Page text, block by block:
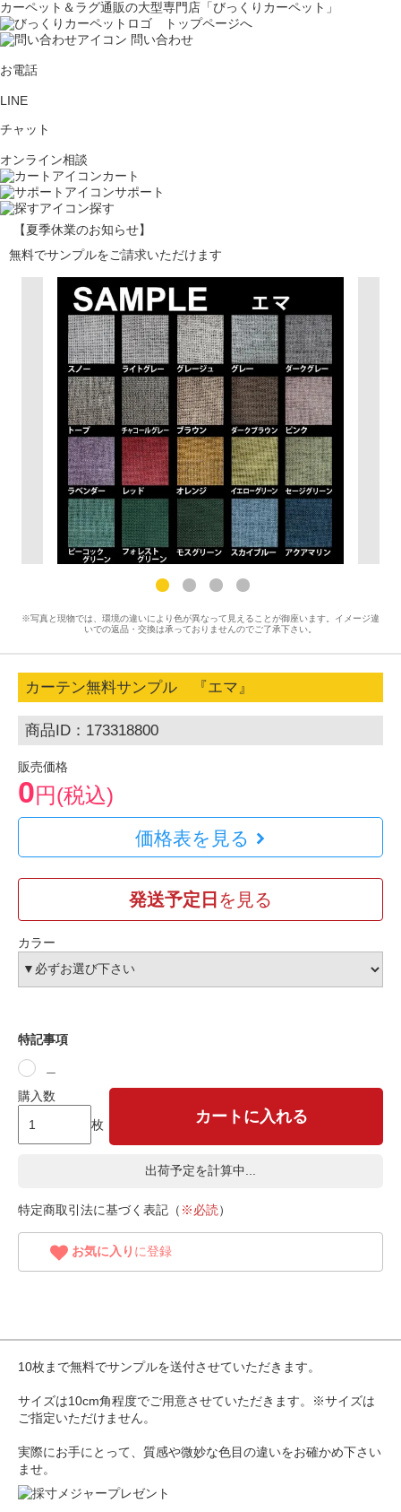
カーペット＆ラグ通販の大型専門店「びっくりカーペット」
問い合わせ
お電話
LINE
チャット
オンライン相談
カート
サポート
探す
【夏季休業のお知らせ】
無料でサンプルをご請求いただけます
※写真と現物では、環境の違いにより色が異なって見えることが御座います。イメージ違
いでの返品・交換は承っておりませんのでご了承下さい。
カーテン無料サンプル 『エマ』
商品ID：173318800
販売価格
0円(税込)
価格表を見る
発送予定日 を見る
カラー
特記事項
購入数
枚
カートに入れる
出荷予定を計算中...
特定商取引法に基づく表記（ ※必読）
お気に入り に登録
10枚まで無料でサンプルを送付させていただきます。
サイズは10cm角程度でご用意させていただきます。※サイズは
ご指定いただけません。
実際にお手にとって、質感や微妙な色目の違いをお確かめ下さい
ませ。